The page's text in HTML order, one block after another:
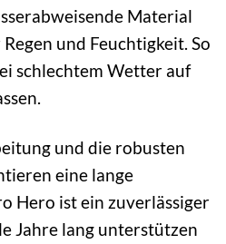
Material
und Feuchtigkeit. So
schlechtem Wetter auf
und die robusten
eine lange
Hero ist ein zuverlässiger
Jahre lang unterstützen